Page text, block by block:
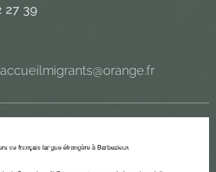
27 39